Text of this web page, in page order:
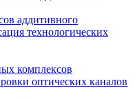
аддитивного
технологических
комплексов
оптических каналов